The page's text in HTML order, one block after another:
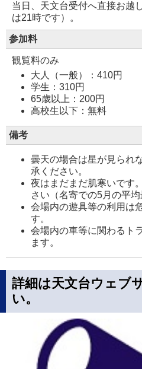
当日、天文台受付へ直接お越
は21時です）。
参加料
観覧料のみ
大人（一般）：410円
学生：310円
65歳以上：200円
高校生以下：無料
備考
曇天の場合は星が見られ
承ください。
夜はまだまだ肌寒いです
さい（名寄での5月の平
会場内の遊具等の利用は
す。
会場内の車等に関わるト
ます。
詳細は天文台ウェブ
い。